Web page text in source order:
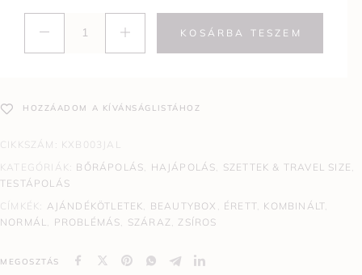
KOSÁRBA TESZEM
HOZZÁADOM A KÍVÁNSÁGLISTÁHOZ
CIKKSZÁM: KXB003JAL
KATEGÓRIÁK: BŐRÁPOLÁS, HAJÁPOLÁS, SZETTEK & TRAVEL SIZE ,
TESTÁPOLÁS
CÍMKÉK: AJÁNDÉKÖTLETEK, BEAUTYBOX , ÉRETT, KOMBINÁLT,
NORMÁL, PROBLÉMÁS, SZÁRAZ , ZSÍROS
MEGOSZTÁS